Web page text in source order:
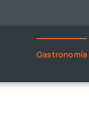
Gastronomía